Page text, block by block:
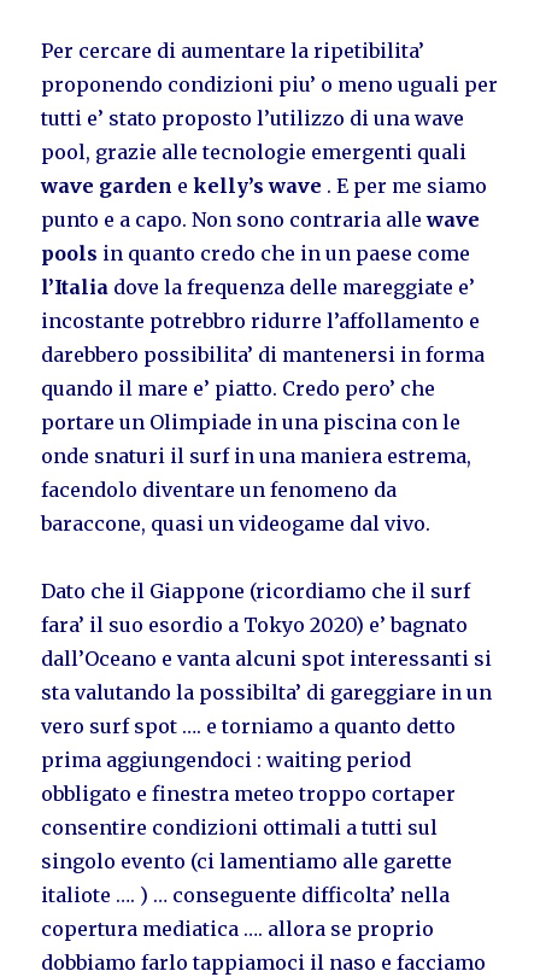
Per cercare di aumentare la ripetibilita’
proponendo condizioni piu’ o meno uguali per
tutti e’ stato proposto l’utilizzo di una wave
pool, grazie alle tecnologie emergenti quali
wave garden ekelly’s wave . E per me siamo
punto e a capo. Non sono contraria allewave
pools in quanto credo che in un paese come
l’Italia dove la frequenza delle mareggiate e’
incostante potrebbro ridurre l’affollamento e
darebbero possibilita’ di mantenersi in forma
quando il mare e’ piatto. Credo pero’ che
portare un Olimpiade in una piscina con le
onde snaturi il surf in una maniera estrema,
facendolo diventare un fenomeno da
baraccone, quasi un videogame dal vivo.
Dato che il Giappone (ricordiamo che il surf
fara’ il suo esordio a Tokyo 2020) e’ bagnato
dall’Oceano e vanta alcuni spot interessanti si
sta valutando la possibilta’ di gareggiare in un
vero surf spot …. e torniamo a quanto detto
prima aggiungendoci : waiting period
obbligato e finestra meteo troppo cortaper
consentire condizioni ottimali a tutti sul
singolo evento (ci lamentiamo alle garette
italiote …. ) … conseguente difficolta’ nella
copertura mediatica …. allora se proprio
dobbiamo farlo tappiamoci il naso e facciamo